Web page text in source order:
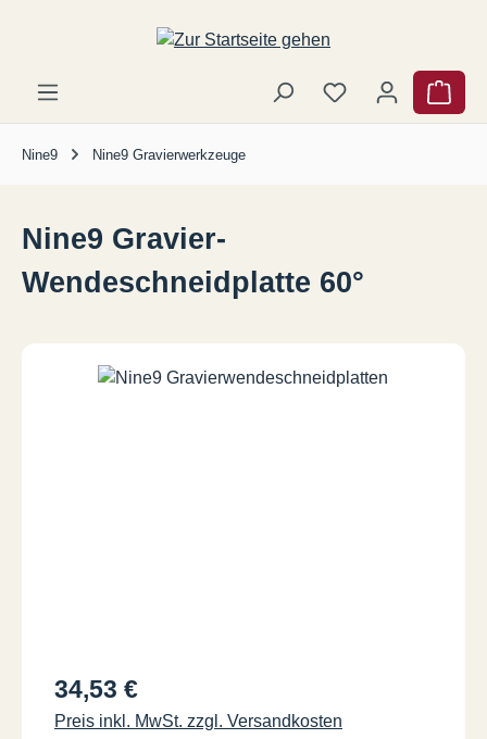
Zum Hauptinhalt springen
Nine9 Nine9 Gravierwerkzeuge
Nine9 Gravier-
Wendeschneidplatte 60°
Regulärer Preis:
34,53 €
Preis inkl. MwSt. zzgl. Versandkosten